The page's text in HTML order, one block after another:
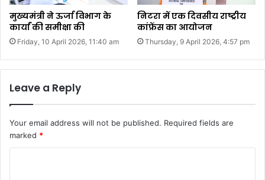
मुख्यमंत्री ने ऊर्जा विभाग के
कार्यां की समीक्षा की
Friday, 10 April 2026, 11:40 am
निटरा में एक दिवसीय राष्ट्रीय
कांफ्रेंस का आयोजन
Thursday, 9 April 2026, 4:57 pm
Leave a Reply
Your email address will not be published. Required fields are
marked *